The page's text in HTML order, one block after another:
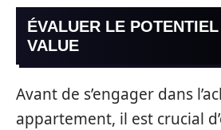
ÉVALUER LE
VALUE
Avant de s’engager dans
appartement, il est crucial